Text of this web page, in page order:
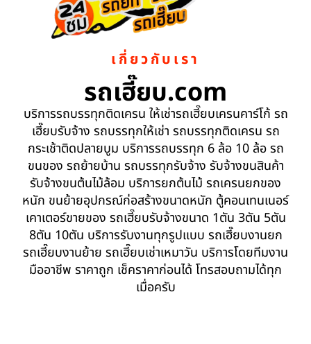
เกี่ยวกับเรา
รถเฮี๊ยบ.com
บริการรถบรรทุกติดเครน ให้เช่ารถเฮี๊ยบเครนคาร์โก้ รถ
เฮี๊ยบรับจ้าง รถบรรทุกให้เช่า รถบรรทุกติดเครน รถ
กระเช้าติดปลายบูม บริการรถบรรทุก 6 ล้อ 10 ล้อ รถ
ขนของ รถย้ายบ้าน รถบรรทุกรับจ้าง รับจ้างขนสินค้า
รับจ้างขนต้นไม้ล้อม บริการยกต้นไม้ รถเครนยกของ
หนัก ขนย้ายอุปกรณ์ก่อสร้างขนาดหนัก ตู้คอนเทนเนอร์
เคาเตอร์ขายของ รถเฮี๊ยบรับจ้างขนาด 1ตัน 3ตัน 5ตัน
8ตัน 10ตัน บริการรับงานทุกรูปแบบ รถเฮี๊ยบงานยก
รถเฮี๊ยบงานย้าย รถเฮี๊ยบเช่าเหมาวัน บริการโดยทีมงาน
มืออาชีพ ราคาถูก เช็คราคาก่อนได้ โทรสอบถามได้ทุก
เมื่อครับ